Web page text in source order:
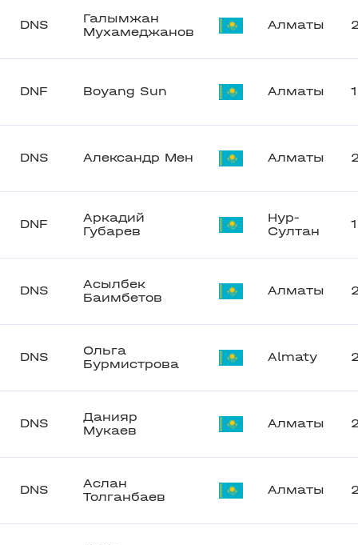
DNS
Галымжан
Мухамеджанов
Алматы
DNF Boyang Sun Алматы
DNS Александр Мен Алматы
DNF
Аркадий
Губарев
Нур-
Султан
DNS
Асылбек
Баимбетов
Алматы
DNS
Ольга
Бурмистрова
Almaty
DNS
Данияр
Мукаев
Алматы
DNS
Аслан
Толганбаев
Алматы